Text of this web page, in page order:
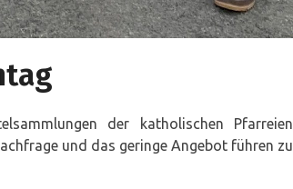
der katholischen Pfarreien
und das geringe Angebot führen zu